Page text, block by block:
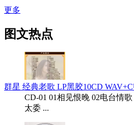
更多
图文热点
群星 经典老歌 LP黑胶10CD
CD-01 01相见恨晚 02电台情
太委 ...